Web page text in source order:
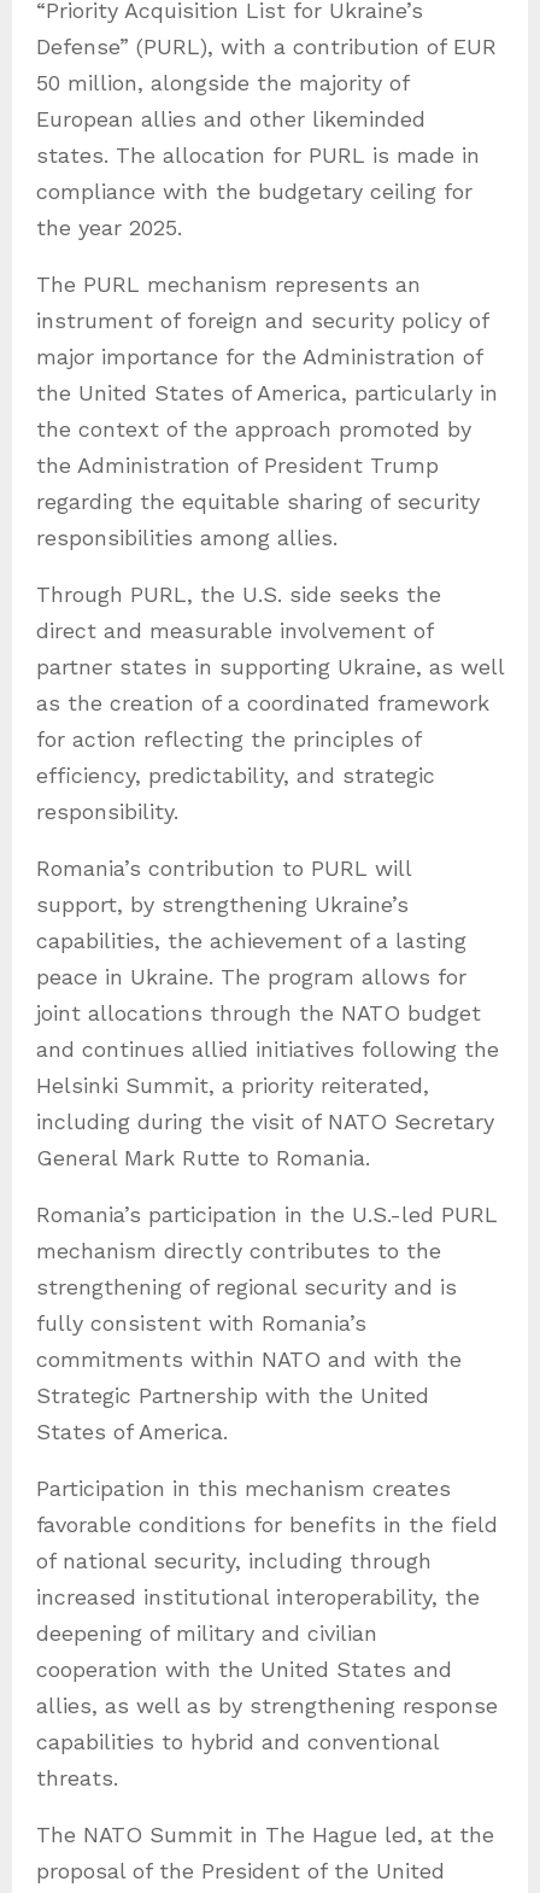
“Priority Acquisition List for Ukraine’s
Defense” (PURL), with a contribution of EUR
50 million, alongside the majority of
European allies and other likeminded
states. The allocation for PURL is made in
compliance with the budgetary ceiling for
the year 2025.
The PURL mechanism represents an
instrument of foreign and security policy of
major importance for the Administration of
the United States of America, particularly in
the context of the approach promoted by
the Administration of President Trump
regarding the equitable sharing of security
responsibilities among allies.
Through PURL, the U.S. side seeks the
direct and measurable involvement of
partner states in supporting Ukraine, as well
as the creation of a coordinated framework
for action reflecting the principles of
efficiency, predictability, and strategic
responsibility.
Romania’s contribution to PURL will
support, by strengthening Ukraine’s
capabilities, the achievement of a lasting
peace in Ukraine. The program allows for
joint allocations through the NATO budget
and continues allied initiatives following the
Helsinki Summit, a priority reiterated,
including during the visit of NATO Secretary
General Mark Rutte to Romania.
Romania’s participation in the U.S.-led PURL
mechanism directly contributes to the
strengthening of regional security and is
fully consistent with Romania’s
commitments within NATO and with the
Strategic Partnership with the United
States of America.
Participation in this mechanism creates
favorable conditions for benefits in the field
of national security, including through
increased institutional interoperability, the
deepening of military and civilian
cooperation with the United States and
allies, as well as by strengthening response
capabilities to hybrid and conventional
threats.
The NATO Summit in The Hague led, at the
proposal of the President of the United